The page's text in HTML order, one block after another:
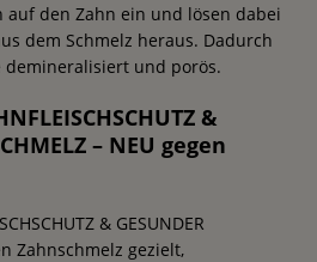
den Zahn ein und lösen dabei
dem Schmelz heraus. Dadurch
und porös.
&
– NEU gegen
& GESUNDER
Zahnschmelz gezielt,